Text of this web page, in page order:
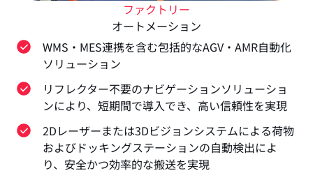
ファクトリー
オートメーション
WMS・MES連携を含む包括的なAGV・AMR自動化
ソリューション
リフレクター不要のナビゲーションソリューショ
ンにより、短期間で導入でき、高い信頼性を実現
2Dレーザーまたは3Dビジョンシステムによる荷物
およびドッキングステーションの自動検出によ
り、安全かつ効率的な搬送を実現